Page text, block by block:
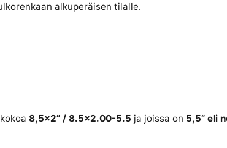
alkuperäisen tilalle.
8,5×2” / 8.5×2.00-5.5 ja joissa on 5,5” eli